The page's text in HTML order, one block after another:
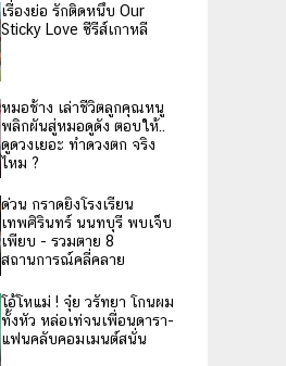
เรื่องย่อ รักติดหนึบ Our
Sticky Love ซีรีส์เกาหลี
หมอช้าง เล่าชีวิตลูกคุณหนู
พลิกผันสู่หมอดูดัง ตอบให้..
ดูดวงเยอะ ทำดวงตก จริง
ไหม ?
ด่วน กราดยิงโรงเรียน
เทพศิรินทร์ นนทบุรี พบเจ็บ
เพียบ - รวมตาย 8
สถานการณ์คลี่คลาย
โอ้โหแม่ ! จุ๋ย วรัทยา โกนผม
ทั้งหัว หล่อเท่จนเพื่อนดารา-
แฟนคลับคอมเมนต์สนั่น